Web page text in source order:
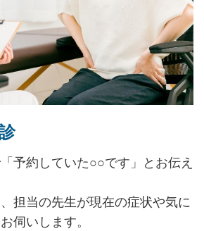
予約していた○○です」とお伝え
担当の先生が現在の症状や気に
伺いします。